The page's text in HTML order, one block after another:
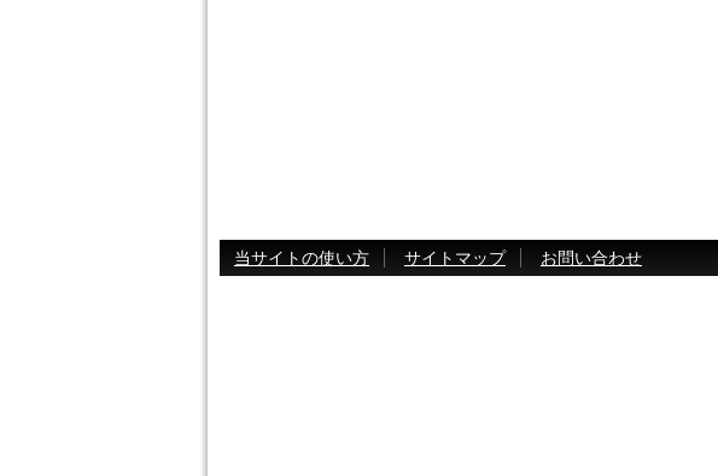
当サイトの使い方 サイトマップ お問い合わせ